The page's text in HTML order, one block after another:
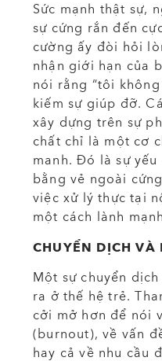
Sức mạnh thật sự,
sự cứng rắn đến
cường ấy đòi hỏi
nhận giới hạn của
nói rằng “tôi
kiếm sự giúp đỡ.
xây dựng trên sự
chất chỉ là một cơ
manh. Đó là sự
bằng vẻ ngoài
việc xử lý thực tại
một cách lành
CHUYỂN DỊCH VÀ
Một sự chuyển
ra ở thế hệ trẻ.
cởi mở hơn để nói
(burnout), về vấn
hay cả về nhu cầu